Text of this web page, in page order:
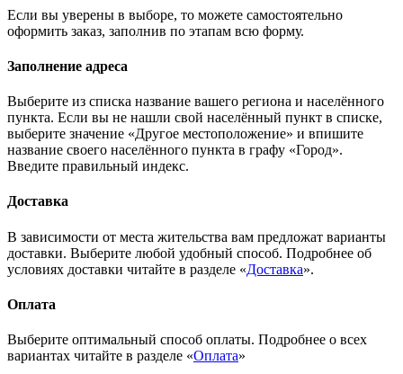
Если вы уверены в выборе, то можете самостоятельно
оформить заказ, заполнив по этапам всю форму.
Заполнение адреса
Выберите из списка название вашего региона и населённого
пункта. Если вы не нашли свой населённый пункт в списке,
выберите значение «Другое местоположение» и впишите
название своего населённого пункта в графу «Город».
Введите правильный индекс.
Доставка
В зависимости от места жительства вам предложат варианты
доставки. Выберите любой удобный способ. Подробнее об
условиях доставки читайте в разделе «Доставка».
Оплата
Выберите оптимальный способ оплаты. Подробнее о всех
вариантах читайте в разделе «Оплата»